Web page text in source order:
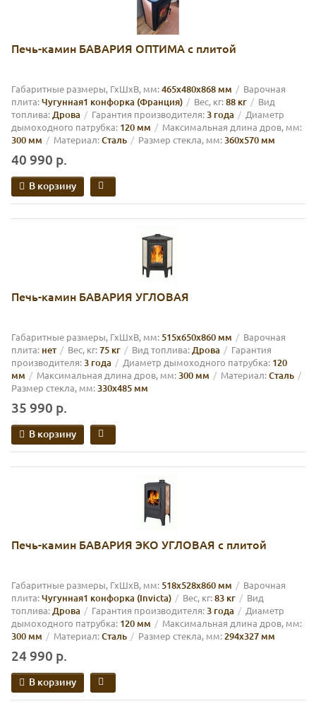
Печь-камин БАВАРИЯ ОПТИМА с плитой
Габаритные размеры, ГхШхВ, мм:465х480х868 мм
Варочная
плита:Чугунная1 конфорка (Франция) Вес, кг:88 кг
Вид
топлива:Дрова Гарантия производителя:3 года
Диаметр
дымоходного патрубка: 120 мм Максимальная длина дров, мм:
300 мм Материал:Сталь Размер стекла, мм:360х570 мм
40 990 р.
В корзину
Печь-камин БАВАРИЯ УГЛОВАЯ
Габаритные размеры, ГхШхВ, мм:515х650х860 мм
Варочная
плита: нет Вес, кг:75 кг Вид топлива:Дрова
Гарантия
производителя:3 года Диаметр дымоходного патрубка: 120
мм
Максимальная длина дров, мм:300 мм Материал:Сталь
Размер стекла, мм:330х485 мм
35 990 р.
В корзину
Печь-камин БАВАРИЯ ЭКО УГЛОВАЯ с плитой
Габаритные размеры, ГхШхВ, мм:518х528х860 мм
Варочная
плита:Чугунная1 конфорка (Invicta) Вес, кг:83 кг
Вид
топлива:Дрова Гарантия производителя:3 года
Диаметр
дымоходного патрубка: 120 мм Максимальная длина дров, мм:
300 мм Материал:Сталь Размер стекла, мм:294х327 мм
24 990 р.
В корзину